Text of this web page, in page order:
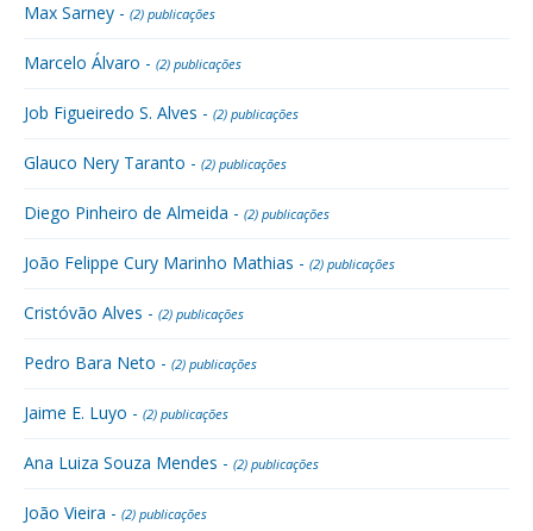
Max Sarney - (2) publicações
Marcelo Álvaro - (2) publicações
Job Figueiredo S. Alves - (2) publicações
Glauco Nery Taranto - (2) publicações
Diego Pinheiro de Almeida - (2) publicações
João Felippe Cury Marinho Mathias - (2) publicações
Cristóvão Alves - (2) publicações
Pedro Bara Neto - (2) publicações
Jaime E. Luyo - (2) publicações
Ana Luiza Souza Mendes - (2) publicações
João Vieira - (2) publicações